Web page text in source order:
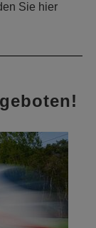
Sie hier